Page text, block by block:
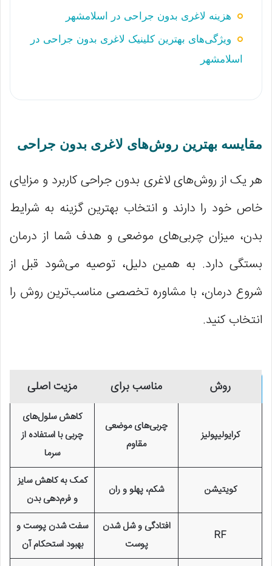
هزینه لاغری بدون جراحی در اسلامشهر
ویژگی‌های بهترین کلینیک لاغری بدون جراحی در
اسلامشهر
مقایسه بهترین روش‌های لاغری بدون جراحی
هر یک از روش‌های لاغری بدون جراحی کاربرد و مزایای
خاص خود را دارند و انتخاب بهترین گزینه به شرایط
بدن، میزان چربی‌های موضعی و هدف شما از درمان
بستگی دارد. به همین دلیل، توصیه می‌شود قبل از
شروع درمان، با مشاوره تخصصی مناسب‌ترین روش را
انتخاب کنید.
روش مناسب برای مزیت اصلی
کرایولیپولیز
چربی‌های موضعی
مقاوم
کاهش سلول‌های
چربی با استفاده از
سرما
کویتیشن شکم، پهلو و ران
کمک به کاهش سایز
و فرم‌دهی بدن
RF
افتادگی و شل شدن
پوست
سفت شدن پوست و
بهبود استحکام آن